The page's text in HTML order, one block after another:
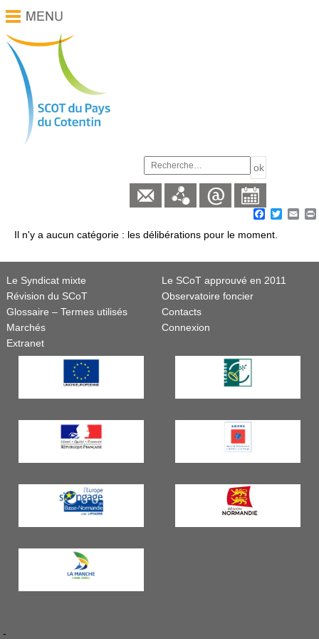
Facebook
Twitter
Il n'y a aucun catégorie : les délibérations pour le moment.
Le Syndicat mixte
Le SCoT approuvé en 2011
Révision du SCoT
Observatoire foncier
Glossaire – Termes utilisés
Contacts
Marchés
Connexion
Extranet
-